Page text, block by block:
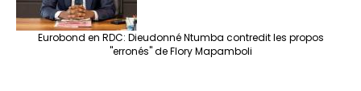
Eurobond en RDC: Dieudonné Ntumba contredit les propos
"erronés" de Flory Mapamboli